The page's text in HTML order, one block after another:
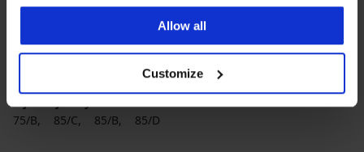
Allow all
Customize
Astratex
Dorina PariPari Orhideja Lingerie
Najčastejšie vyberané farby
Najčastejsie vyberané veľkosti
75/B
85/C 85/B 85/D